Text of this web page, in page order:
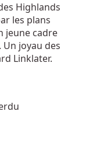
Highlands
les plans
jeune cadre
Un joyau des
Linklater.